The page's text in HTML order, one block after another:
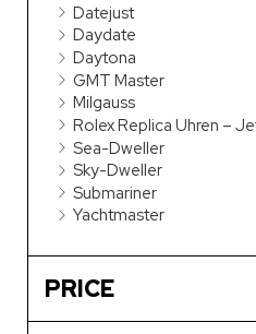
Datejust
Daydate
Daytona
GMT Master
Milgauss
Rolex Replica Uhren –
Sea-Dweller
Sky-Dweller
Submariner
Yachtmaster
PRICE